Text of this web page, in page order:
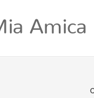
Amica